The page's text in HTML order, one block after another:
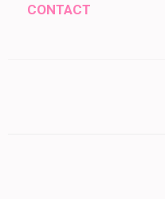
CONTACT